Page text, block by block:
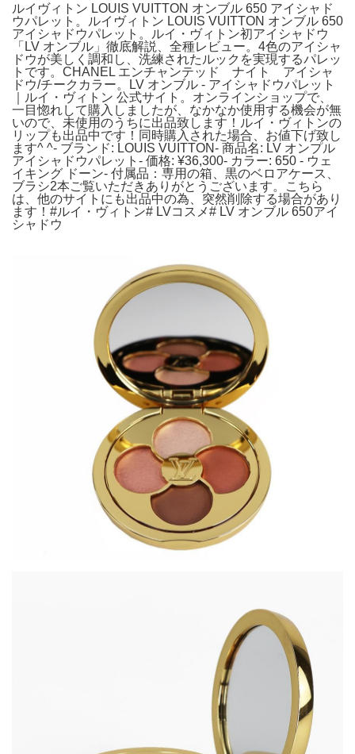
ルイヴィトン LOUIS VUITTON オンブル 650 アイシャド
ウパレット。ルイヴィトン LOUIS VUITTON オンブル 650
アイシャドウパレット。ルイ・ヴィトン初アイシャドウ
「LV オンブル」徹底解説、全種レビュー。4色のアイシャ
ドウが美しく調和し、洗練されたルックを実現するパレッ
トです。CHANEL エンチャンテッド ナイト アイシャ
ドウ/チークカラー。LV オンブル - アイシャドウパレット
｜ルイ・ヴィトン 公式サイト。オンラインショップで、
一目惚れして購入しましたが、なかなか使用する機会が無
いので、未使用のうちに出品致します！ルイ・ヴィトンの
リップも出品中です！同時購入された場合、お値下げ致し
ます^ ^- ブランド: LOUIS VUITTON- 商品名: LV オンプル
アイシャドウパレット- 価格: ¥36,300- カラー: 650 - ウェ
イキング ドーン- 付属品：専用の箱、黒のベロアケース、
ブラシ2本ご覧いただきありがとうございます。こちら
は、他のサイトにも出品中の為、突然削除する場合があり
ます！#ルイ・ヴィトン# LVコスメ# LV オンブル 650アイ
シャドウ